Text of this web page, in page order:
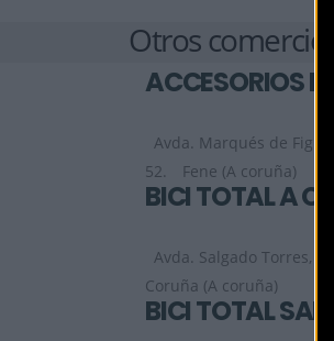
Otros comercios
ACCESORIOS
Avda. Marqués de
52.
Fene (A coruña)
BICI TOTAL A
Avda. Salgado Torres, 100
Coruña (A coruña)
BICI TOTAL